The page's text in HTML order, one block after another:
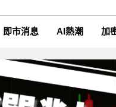
CFTime與你一同探索有
即市消息 AI熱潮 加